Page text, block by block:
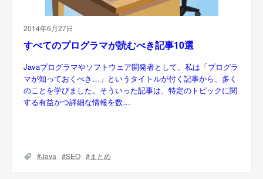
2014年6月27日
すべてのプログラマが読むべき記事10選
Javaプログラマやソフトウェア開発者として、私は「プログラ
マが知っておくべき…」というタイトルが付く記事から、多く
のことを学びました。そういった記事は、特定のトピックに関
する有益かつ詳細な情報を数…
Java SEO まとめ